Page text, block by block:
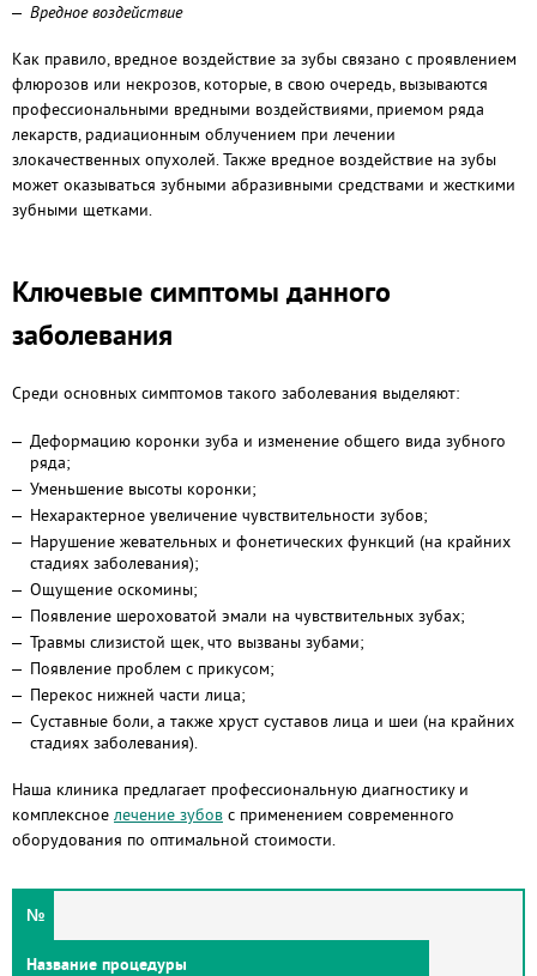
Вредное воздействие
Как правило, вредное воздействие за зубы связано с проявлением
флюрозов или некрозов, которые, в свою очередь, вызываются
профессиональными вредными воздействиями, приемом ряда
лекарств, радиационным облучением при лечении
злокачественных опухолей. Также вредное воздействие на зубы
может оказываться зубными абразивными средствами и жесткими
зубными щетками.
Ключевые симптомы данного
заболевания
Среди основных симптомов такого заболевания выделяют:
Деформацию коронки зуба и изменение общего вида зубного
ряда;
Уменьшение высоты коронки;
Нехарактерное увеличение чувствительности зубов;
Нарушение жевательных и фонетических функций (на крайних
стадиях заболевания);
Ощущение оскомины;
Появление шероховатой эмали на чувствительных зубах;
Травмы слизистой щек, что вызваны зубами;
Появление проблем с прикусом;
Перекос нижней части лица;
Суставные боли, а также хруст суставов лица и шеи (на крайних
стадиях заболевания).
Наша клиника предлагает профессиональную диагностику и
комплексное лечение зубов с применением современного
оборудования по оптимальной стоимости.
№
Название процедуры